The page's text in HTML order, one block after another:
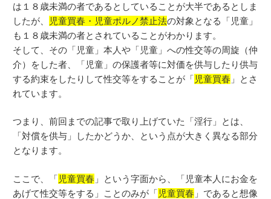
は１８歳未満の者であるとしていることが大半であるとしま
したが、
児童買春・児童ポルノ禁止法の対象となる「児童」
も１８歳未満の者とされていることがわかります。
そして、その「児童」本人や「児童」への性交等の周旋（仲
介）をした者、「児童」の保護者等に対価を供与したり供与
する約束をしたりして性交等をすることが「 児童買春 」とさ
れています。
つまり、前回までの記事で取り上げていた「淫行」とは、
「対償を供与」したかどうか、という点が大きく異なる部分
となります。
ここで、「 児童買春 」という字面から、「児童本人にお金を
あげて性交等をする」ことのみが「 児童買春 」であると想像